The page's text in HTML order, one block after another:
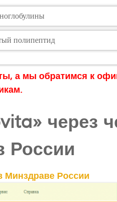
полипептид
а мы обратимся к
через
России
Минздраве России